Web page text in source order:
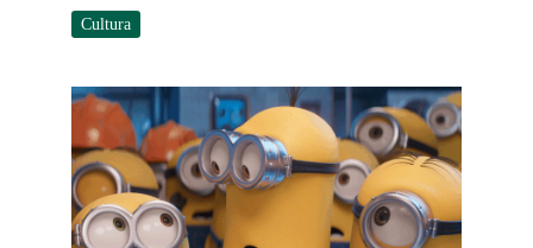
Cultura